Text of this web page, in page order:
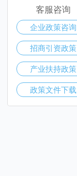
客服咨询
企业政策咨询
招商引资政策
产业扶持政策
政策文件下载